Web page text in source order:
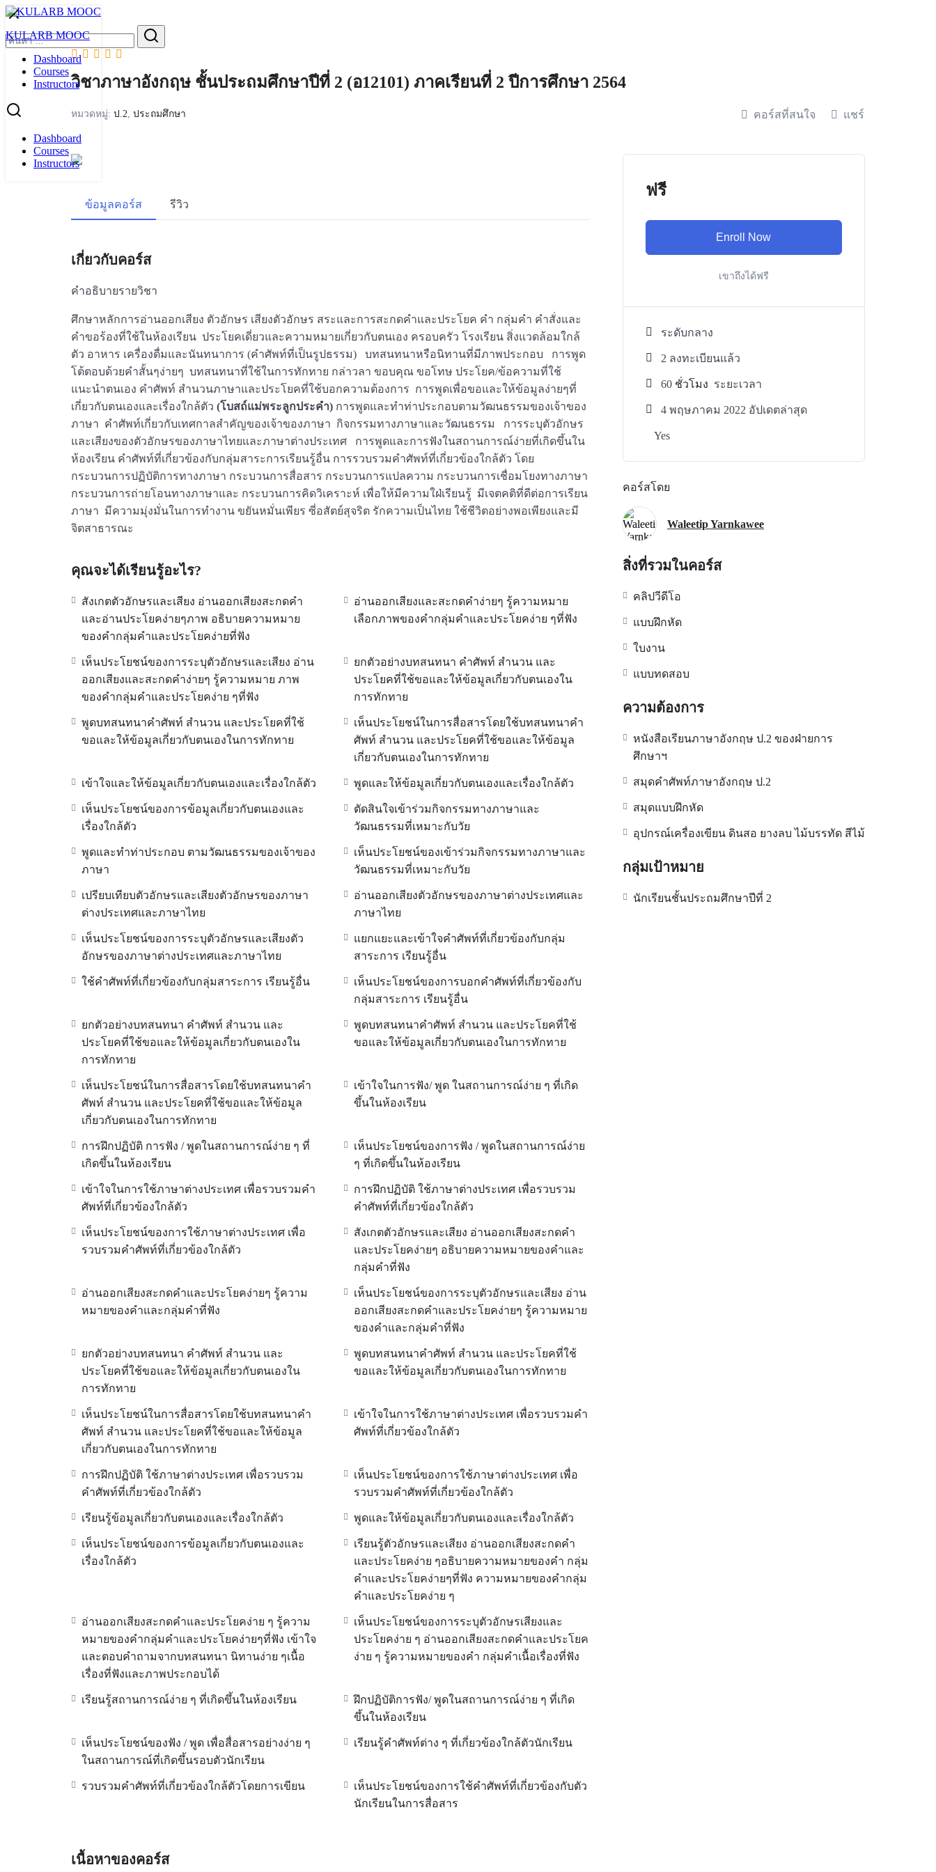
Skip
content
KULARB MOOC
Dashboard
Courses
Instructors
Dashboard
Courses
Instructors
Search
for:
วิชาภาษาอังกฤษ ชั้นประถมศึกษาปีที่ 2 (อ12101) ภาคเรียนที่ 2 ปีการศึกษา 2564
หมวดหมู่: ป.2, ประถมศึกษา คอร์สที่สนใจ แชร์
ข้อมูลคอร์ส รีวิว
เกี่ยวกับคอร์ส
คำอธิบายรายวิชา
ศึกษาหลักการอ่านออกเสียง ตัวอักษร เสียงตัวอักษร สระและการสะกดคำและประโยค คำ กลุ่มคำ คำสั่งและ
คำขอร้องที่ใช้ในห้องเรียน ประโยคเดี่ยวและความหมายเกี่ยวกับตนเอง ครอบครัว โรงเรียน สิ่งแวดล้อมใกล้
ตัว อาหาร เครื่องดื่มและนันทนาการ (คำศัพท์ที่เป็นรูปธรรม) บทสนทนาหรือนิทานที่มีภาพประกอบ การพูด
โต้ตอบด้วยคำสั้นๆง่ายๆ บทสนทนาที่ใช้ในการทักทาย กล่าวลา ขอบคุณ ขอโทษ ประโยค/ข้อความที่ใช้
แนะนำตนเอง คำศัพท์ สำนวนภาษาและประโยคที่ใช้บอกความต้องการ การพูดเพื่อขอและให้ข้อมูลง่ายๆที่
เกี่ยวกับตนเองและเรื่องใกล้ตัว (โบสถ์แม่พระลูกประคำ) การพูดและทำท่าประกอบตามวัฒนธรรมของเจ้าของ
ภาษา คำศัพท์เกี่ยวกับเทศกาลสำคัญของเจ้าของภาษา กิจกรรมทางภาษาและวัฒนธรรม การระบุตัวอักษร
และเสียงของตัวอักษรของภาษาไทยและภาษาต่างประเทศ การพูดและการฟังในสถานการณ์ง่ายที่เกิดขึ้นใน
ห้องเรียน คำศัพท์ที่เกี่ยวข้องกับกลุ่มสาระการเรียนรู้อื่น การรวบรวมคำศัพท์ที่เกี่ยวข้องใกล้ตัว โดย
กระบวนการปฏิบัติการทางภาษา กระบวนการสื่อสาร กระบวนการแปลความ กระบวนการเชื่อมโยงทางภาษา
กระบวนการถ่ายโอนทางภาษาและ กระบวนการคิดวิเคราะห์ เพื่อให้มีความใฝ่เรียนรู้ มีเจตคติที่ดีต่อการเรียน
ภาษา มีความมุ่งมั่นในการทำงาน ขยันหมั่นเพียร ซี่อสัตย์สุจริต รักความเป็นไทย ใช้ชีวิตอย่างพอเพียงและมี
จิตสาธารณะ
คุณจะได้เรียนรู้อะไร?
สังเกตตัวอักษรและเสียง อ่านออกเสียงสะกดคำ
และอ่านประโยคง่ายๆภาพ อธิบายความหมาย
ของคำกลุ่มคำและประโยคง่ายที่ฟัง
อ่านออกเสียงและสะกดคำง่ายๆ รู้ความหมาย
เลือกภาพของคำกลุ่มคำและประโยคง่าย ๆที่ฟัง
เห็นประโยชน์ของการระบุตัวอักษรและเสียง อ่าน
ออกเสียงและสะกดคำง่ายๆ รู้ความหมาย ภาพ
ของคำกลุ่มคำและประโยคง่าย ๆที่ฟัง
ยกตัวอย่างบทสนทนา คำศัพท์ สำนวน และ
ประโยคที่ใช้ขอและให้ข้อมูลเกี่ยวกับตนเองใน
การทักทาย
พูดบทสนทนาคำศัพท์ สำนวน และประโยคที่ใช้
ขอและให้ข้อมูลเกี่ยวกับตนเองในการทักทาย
เห็นประโยชน์ในการสื่อสารโดยใช้บทสนทนาคำ
ศัพท์ สำนวน และประโยคที่ใช้ขอและให้ข้อมูล
เกี่ยวกับตนเองในการทักทาย
เข้าใจและให้ข้อมูลเกี่ยวกับตนเองและเรื่องใกล้ตัว พูดและให้ข้อมูลเกี่ยวกับตนเองและเรื่องใกล้ตัว
เห็นประโยชน์ของการข้อมูลเกี่ยวกับตนเองและ
เรื่องใกล้ตัว
ตัดสินใจเข้าร่วมกิจกรรมทางภาษาและ
วัฒนธรรมที่เหมาะกับวัย
พูดและทำท่าประกอบ ตามวัฒนธรรมของเจ้าของ
ภาษา
เห็นประโยชน์ของเข้าร่วมกิจกรรมทางภาษาและ
วัฒนธรรมที่เหมาะกับวัย
เปรียบเทียบตัวอักษรและเสียงตัวอักษรของภาษา
ต่างประเทศและภาษาไทย
อ่านออกเสียงตัวอักษรของภาษาต่างประเทศและ
ภาษาไทย
เห็นประโยชน์ของการระบุตัวอักษรและเสียงตัว
อักษรของภาษาต่างประเทศและภาษาไทย
แยกแยะและเข้าใจคำศัพท์ที่เกี่ยวข้องกับกลุ่ม
สาระการ เรียนรู้อื่น
ใช้คำศัพท์ที่เกี่ยวข้องกับกลุ่มสาระการ เรียนรู้อื่น
เห็นประโยชน์ของการบอกคำศัพท์ที่เกี่ยวข้องกับ
กลุ่มสาระการ เรียนรู้อื่น
ยกตัวอย่างบทสนทนา คำศัพท์ สำนวน และ
ประโยคที่ใช้ขอและให้ข้อมูลเกี่ยวกับตนเองใน
การทักทาย
พูดบทสนทนาคำศัพท์ สำนวน และประโยคที่ใช้
ขอและให้ข้อมูลเกี่ยวกับตนเองในการทักทาย
เห็นประโยชน์ในการสื่อสารโดยใช้บทสนทนาคำ
ศัพท์ สำนวน และประโยคที่ใช้ขอและให้ข้อมูล
เกี่ยวกับตนเองในการทักทาย
เข้าใจในการฟัง/ พูด ในสถานการณ์ง่าย ๆ ที่เกิด
ขึ้นในห้องเรียน
การฝึกปฏิบัติ การฟัง / พูดในสถานการณ์ง่าย ๆ ที่
เกิดขึ้นในห้องเรียน
เห็นประโยชน์ของการฟัง / พูดในสถานการณ์ง่าย
ๆ ที่เกิดขึ้นในห้องเรียน
เข้าใจในการใช้ภาษาต่างประเทศ เพื่อรวบรวมคำ
ศัพท์ที่เกี่ยวข้องใกล้ตัว
การฝึกปฏิบัติ ใช้ภาษาต่างประเทศ เพื่อรวบรวม
คำศัพท์ที่เกี่ยวข้องใกล้ตัว
เห็นประโยชน์ของการใช้ภาษาต่างประเทศ เพื่อ
รวบรวมคำศัพท์ที่เกี่ยวข้องใกล้ตัว
สังเกตตัวอักษรและเสียง อ่านออกเสียงสะกดคำ
และประโยคง่ายๆ อธิบายความหมายของคำและ
กลุ่มคำที่ฟัง
อ่านออกเสียงสะกดคำและประโยคง่ายๆ รู้ความ
หมายของคำและกลุ่มคำที่ฟัง
เห็นประโยชน์ของการระบุตัวอักษรและเสียง อ่าน
ออกเสียงสะกดคำและประโยคง่ายๆ รู้ความหมาย
ของคำและกลุ่มคำที่ฟัง
ยกตัวอย่างบทสนทนา คำศัพท์ สำนวน และ
ประโยคที่ใช้ขอและให้ข้อมูลเกี่ยวกับตนเองใน
การทักทาย
พูดบทสนทนาคำศัพท์ สำนวน และประโยคที่ใช้
ขอและให้ข้อมูลเกี่ยวกับตนเองในการทักทาย
เห็นประโยชน์ในการสื่อสารโดยใช้บทสนทนาคำ
ศัพท์ สำนวน และประโยคที่ใช้ขอและให้ข้อมูล
เกี่ยวกับตนเองในการทักทาย
เข้าใจในการใช้ภาษาต่างประเทศ เพื่อรวบรวมคำ
ศัพท์ที่เกี่ยวข้องใกล้ตัว
การฝึกปฏิบัติ ใช้ภาษาต่างประเทศ เพื่อรวบรวม
คำศัพท์ที่เกี่ยวข้องใกล้ตัว
เห็นประโยชน์ของการใช้ภาษาต่างประเทศ เพื่อ
รวบรวมคำศัพท์ที่เกี่ยวข้องใกล้ตัว
เรียนรู้ข้อมูลเกี่ยวกับตนเองและเรื่องใกล้ตัว พูดและให้ข้อมูลเกี่ยวกับตนเองและเรื่องใกล้ตัว
เห็นประโยชน์ของการข้อมูลเกี่ยวกับตนเองและ
เรื่องใกล้ตัว
เรียนรู้ตัวอักษรและเสียง อ่านออกเสียงสะกดคำ
และประโยคง่าย ๆอธิบายความหมายของคำ กลุ่ม
คำและประโยคง่ายๆที่ฟัง ความหมายของคำกลุ่ม
คำและประโยคง่าย ๆ
อ่านออกเสียงสะกดคำและประโยคง่าย ๆ รู้ความ
หมายของคำกลุ่มคำและประโยคง่ายๆที่ฟัง เข้าใจ
และตอบคำถามจากบทสนทนา นิทานง่าย ๆเนื้อ
เรื่องที่ฟังและภาพประกอบได้
เห็นประโยชน์ของการระบุตัวอักษรเสียงและ
ประโยคง่าย ๆ อ่านออกเสียงสะกดคำและประโยค
ง่าย ๆ รู้ความหมายของคำ กลุ่มคำเนื้อเรื่องที่ฟัง
เรียนรู้สถานการณ์ง่าย ๆ ที่เกิดขึ้นในห้องเรียน
ฝึกปฏิบัติการฟัง/ พูดในสถานการณ์ง่าย ๆ ที่เกิด
ขึ้นในห้องเรียน
เห็นประโยชน์ของฟัง / พูด เพื่อสื่อสารอย่างง่าย ๆ
ในสถานการณ์ที่เกิดขึ้นรอบตัวนักเรียน
เรียนรู้คำศัพท์ต่าง ๆ ที่เกี่ยวข้องใกล้ตัวนักเรียน
รวบรวมคำศัพท์ที่เกี่ยวข้องใกล้ตัวโดยการเขียน
เห็นประโยชน์ของการใช้คำศัพท์ที่เกี่ยวข้องกับตัว
นักเรียนในการสื่อสาร
เนื้อหาของคอร์ส
ฟรี
Enroll Now
เขาถึงได้ฟรี
ระดับกลาง
2 ลงทะเบียนแล้ว
60 ชั่วโมง ระยะเวลา
4 พฤษภาคม 2022 อัปเดตล่าสุด
Yes
คอร์สโดย
Waleetip Yarnkawee
สิ่งที่รวมในคอร์ส
คลิปวีดีโอ
แบบฝึกหัด
ใบงาน
แบบทดสอบ
ความต้องการ
หนังสือเรียนภาษาอังกฤษ ป.2 ของฝ่ายการ
ศึกษาฯ
สมุดคำศัพท์ภาษาอังกฤษ ป.2
สมุดแบบฝึกหัด
อุปกรณ์เครื่องเขียน ดินสอ ยางลบ ไม้บรรทัด สีไม้
กลุ่มเป้าหมาย
นักเรียนชั้นประถมศึกษาปีที่ 2